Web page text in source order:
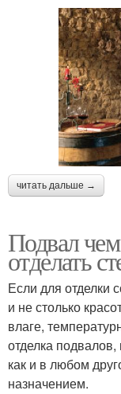
читать дальше →
Подвал
отделать
Если для отделки
и не столько
влаге,
отделка
как и в любом
назначением.